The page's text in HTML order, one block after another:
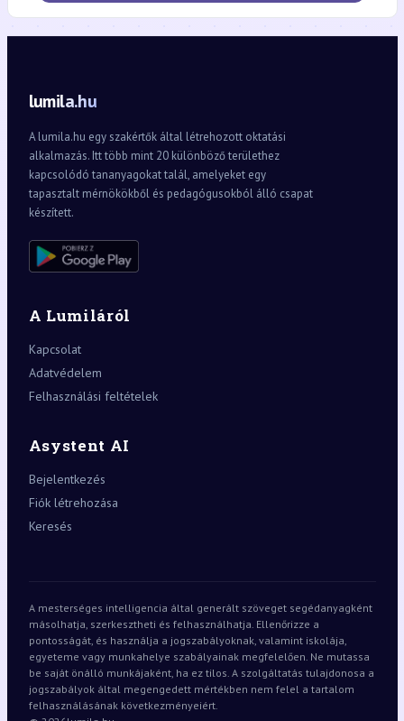
lumila.hu
A lumila.hu egy szakértők által létrehozott oktatási
alkalmazás. Itt több mint 20 különböző területhez
kapcsolódó tananyagokat talál, amelyeket egy
tapasztalt mérnökökből és pedagógusokból álló csapat
készített.
A Lumiláról
Kapcsolat
Adatvédelem
Felhasználási feltételek
Asystent AI
Bejelentkezés
Fiók létrehozása
Keresés
A mesterséges intelligencia által generált szöveget segédanyagként
másolhatja, szerkesztheti és felhasználhatja. Ellenőrizze a
pontosságát, és használja a jogszabályoknak, valamint iskolája,
egyeteme vagy munkahelye szabályainak megfelelően. Ne mutassa
be saját önálló munkájaként, ha ez tilos. A szolgáltatás tulajdonosa a
jogszabályok által megengedett mértékben nem felel a tartalom
felhasználásának következményeiért.